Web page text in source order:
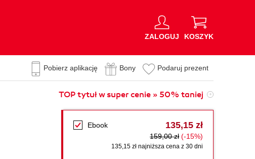
ZALOGUJ KOSZYK
Pobierz aplikację Bony Podaruj prezent
TOP tytuł w super cenie » 50% taniej
Ebook 135,15 zł
159,00 zł (-15%)
135,15 zł najniższa cena z 30 dni